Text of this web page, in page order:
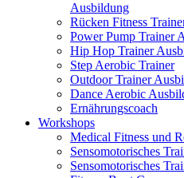
Ausbildung
Rücken Fitness
Power Pump Trainer
Hip Hop Trainer
Step Aerobic Trainer
Outdoor Trainer
Dance Aerobic
Ernährungscoach
Workshops
Medical Fitness und
Sensomotorisches
Sensomotorisches